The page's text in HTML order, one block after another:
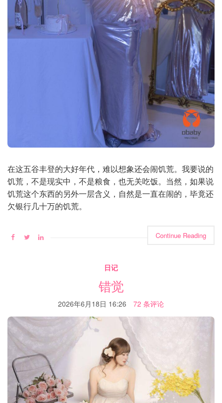
在这五谷丰登的大好年代，难以想象还会闹饥荒。我要说的
饥荒，不是现实中，不是粮食，也无关吃饭。当然，如果说
饥荒这个东西的另外一层含义，自然是一直在闹的，毕竟还
欠银行几十万的饥荒。
Continue Reading
日记
错觉
2026年6月18日 16:26 72 条评论